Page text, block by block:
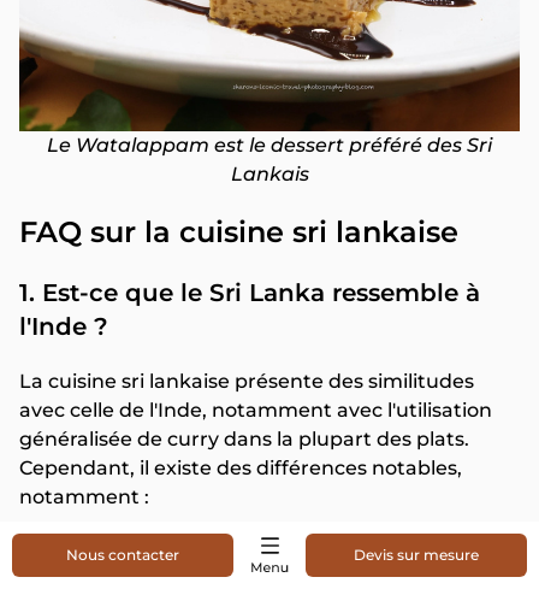
Le Watalappam est le dessert préféré des Sri
Lankais
FAQ sur la cuisine sri lankaise
1. Est-ce que le Sri Lanka ressemble à
l'Inde ?
La cuisine sri lankaise présente des similitudes
avec celle de l'Inde, notamment avec l'utilisation
généralisée de curry dans la plupart des plats.
Cependant, il existe des différences notables,
notamment :
Les types de riz diffèrent. En Inde, le riz Basmati
ou des variétés similaires sont principalement
Nous contacter Devis sur mesure